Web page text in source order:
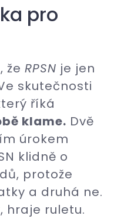
pro
že RPSN je jen
skutečnosti
říká
klame. Dvě
úrokem
klidně o
protože
a druhá ne.
hraje ruletu.